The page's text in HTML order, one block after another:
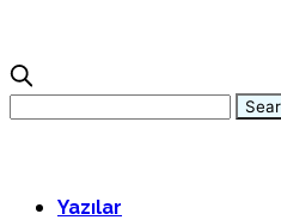
Yazılar